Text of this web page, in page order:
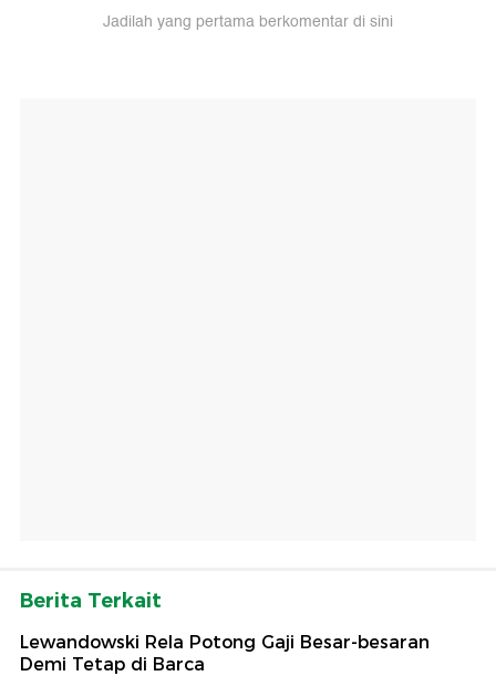
Jadilah yang pertama berkomentar di sini
Berita Terkait
Lewandowski Rela Potong Gaji Besar-besaran
Demi Tetap di Barca